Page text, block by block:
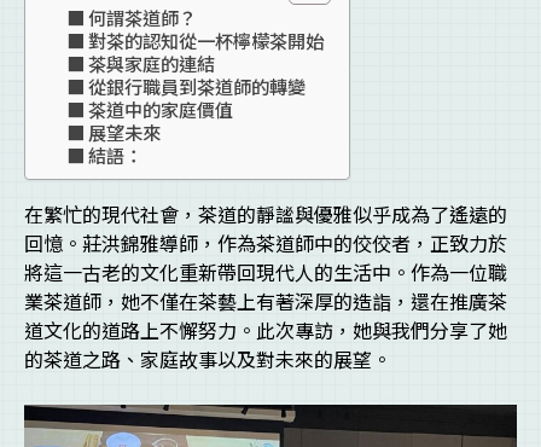
何謂茶道師？
對茶的認知從一杯檸檬茶開始
茶與家庭的連結
從銀行職員到茶道師的轉變
茶道中的家庭價值
展望未來
結語：
在繁忙的現代社會，茶道的靜謐與優雅似乎成為了遙遠的
回憶。莊洪錦雅導師，作為茶道師中的佼佼者，正致力於
將這一古老的文化重新帶回現代人的生活中。作為一位職
業茶道師，她不僅在茶藝上有著深厚的造詣，還在推廣茶
道文化的道路上不懈努力。此次專訪，她與我們分享了她
的茶道之路、家庭故事以及對未來的展望。